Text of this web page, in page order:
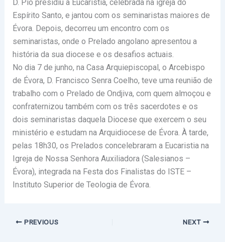
D. Pio presidiu à Eucaristia, celebrada na igreja do
Espírito Santo, e jantou com os seminaristas maiores de
Évora. Depois, decorreu um encontro com os
seminaristas, onde o Prelado angolano apresentou a
história da sua diocese e os desafios actuais.
No dia 7 de junho, na Casa Arquiepiscopal, o Arcebispo
de Évora, D. Francisco Senra Coelho, teve uma reunião de
trabalho com o Prelado de Ondjiva, com quem almoçou e
confraternizou também com os três sacerdotes e os
dois seminaristas daquela Diocese que exercem o seu
ministério e estudam na Arquidiocese de Évora. À tarde,
pelas 18h30, os Prelados concelebraram a Eucaristia na
Igreja de Nossa Senhora Auxiliadora (Salesianos –
Évora), integrada na Festa dos Finalistas do ISTE –
Instituto Superior de Teologia de Évora.
PREVIOUS NEXT